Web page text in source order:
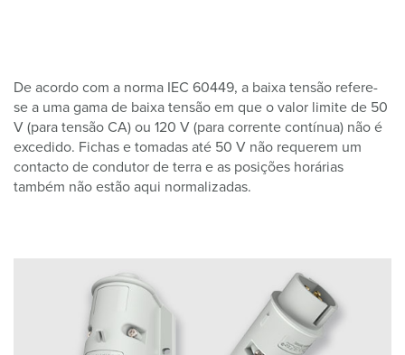
De acordo com a norma IEC 60449, a baixa tensão refere-
se a uma gama de baixa tensão em que o valor limite de 50
V (para tensão CA) ou 120 V (para corrente contínua) não é
excedido. Fichas e tomadas até 50 V não requerem um
contacto de condutor de terra e as posições horárias
também não estão aqui normalizadas.